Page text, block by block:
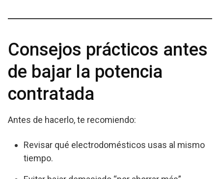
Consejos prácticos antes
de bajar la potencia
contratada
Antes de hacerlo, te recomiendo:
Revisar qué electrodomésticos usas al mismo
tiempo.